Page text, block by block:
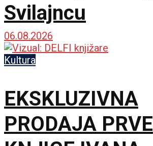
Svilajncu
06.08.2026
Kultura
EKSKLUZIVNA
PRODAJA PRVE